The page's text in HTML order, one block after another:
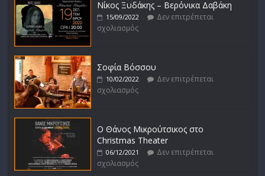
Νίκος Ξυδάκης – Βερόνικα Δαβάκη
15/09/2022
Δεν επιτρέπεται
σχολιασμός
Σοφία Βόσσου
10/02/2022
Δεν επιτρέπεται
σχολιασμός
Ο Θάνος Μικρούτσικος στο
Christmas Theater
06/12/2021
Δεν επιτρέπεται
σχολιασμός